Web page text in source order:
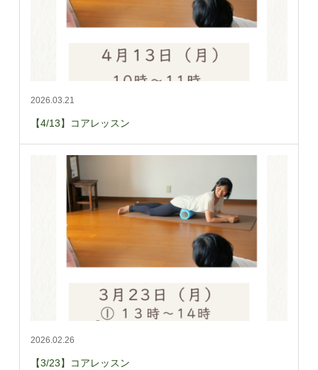
2026.03.21
【4/13】コアレッスン
2026.02.26
【3/23】コアレッスン